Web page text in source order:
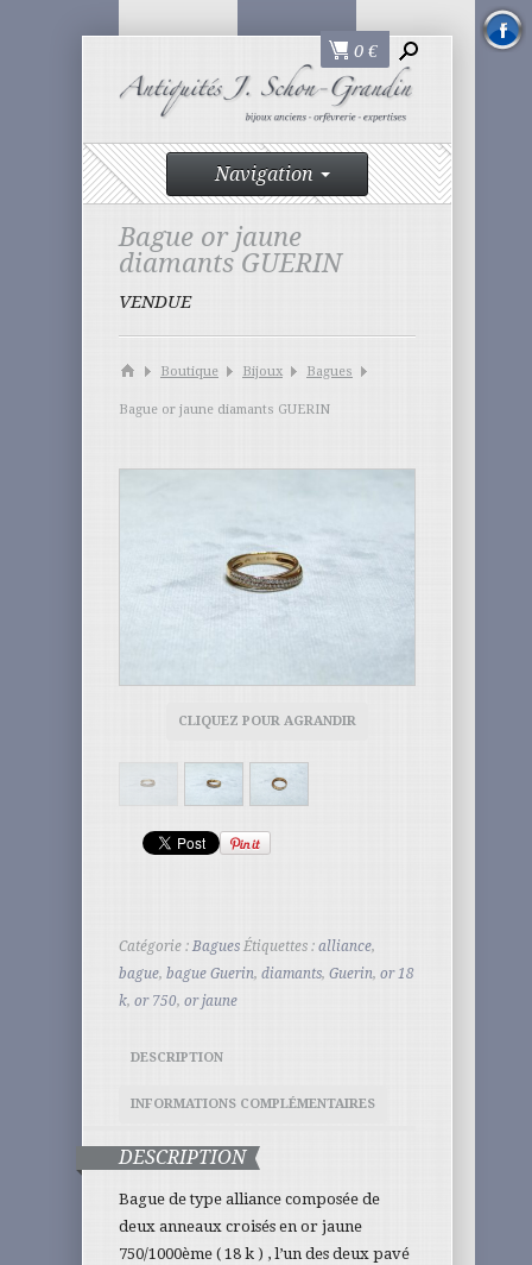
0 €
Navigation
Bague or jaune
diamants GUERIN
VENDUE
Boutique Bijoux Bagues
Bague or jaune diamants GUERIN
CLIQUEZ POUR AGRANDIR
Catégorie : Bagues Étiquettes : alliance,
bague, bague Guerin, diamants, Guerin, or 18
k, or 750, or jaune
DESCRIPTION
INFORMATIONS COMPLÉMENTAIRES
DESCRIPTION
Bague de type alliance composée de
deux anneaux croisés en or jaune
750/1000ème ( 18 k ) , l’un des deux pavé